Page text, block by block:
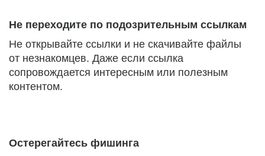
Не переходите по подозрительным ссылкам
Не открывайте ссылки и не скачивайте файлы
от незнакомцев. Даже если ссылка
сопровождается интересным или полезным
контентом.
Остерегайтесь фишинга